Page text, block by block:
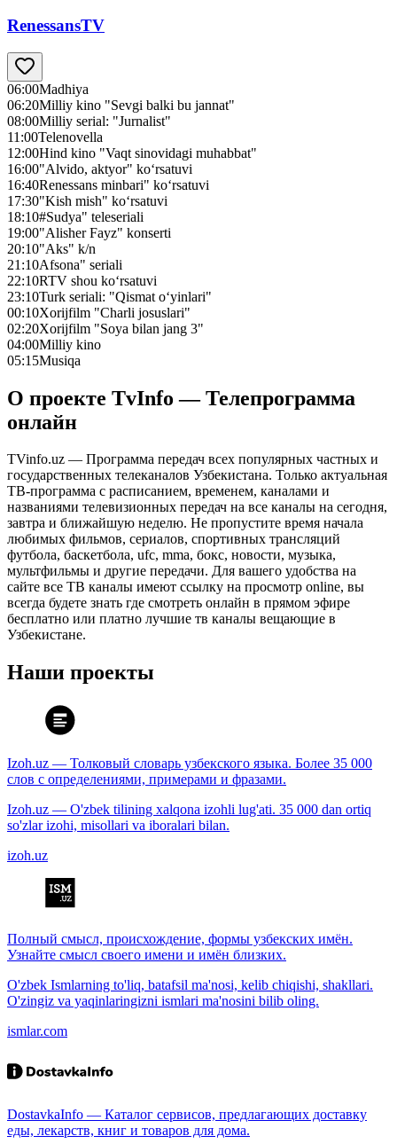
RenessansTV
06:00Madhiya
06:20Milliy kino "Sevgi balki bu jannat"
08:00Milliy serial: "Jurnalist"
11:00Telenovella
12:00Hind kino "Vaqt sinovidagi muhabbat"
16:00"Alvido, aktyor" ko‘rsatuvi
16:40Renessans minbari" ko‘rsatuvi
17:30"Kish mish" ko‘rsatuvi
18:10#Sudya" teleseriali
19:00"Alisher Fayz" konserti
20:10"Aks" k/n
21:10Afsona" seriali
22:10RTV shou ko‘rsatuvi
23:10Turk seriali: "Qismat o‘yinlari"
00:10Xorijfilm "Charli josuslari"
02:20Xorijfilm "Soya bilan jang 3"
04:00Milliy kino
05:15Musiqa
О проекте TvInfo — Телепрограмма
онлайн
TVinfo.uz — Программа передач всех популярных частных и
государственных телеканалов Узбекистана. Только актуальная
ТВ-программа с расписанием, временем, каналами и
названиями телевизионных передач на все каналы на сегодня,
завтра и ближайшую неделю. Не пропустите время начала
любимых фильмов, сериалов, спортивных трансляций
футбола, баскетбола, ufc, mma, бокс, новости, музыка,
мультфильмы и другие передачи. Для вашего удобства на
сайте все ТВ каналы имеют ссылку на просмотр online, вы
всегда будете знать где смотреть онлайн в прямом эфире
бесплатно или платно лучшие тв каналы вещающие в
Узбекистане.
Наши проекты
Izoh.uz — Толковый словарь узбекского языка. Более 35 000
слов с определениями, примерами и фразами.
Izoh.uz — O'zbek tilining xalqona izohli lug'ati. 35 000 dan ortiq
so'zlar izohi, misollari va iboralari bilan.
izoh.uz
Полный смысл, происхождение, формы узбекских имён.
Узнайте смысл своего имени и имён близких.
O'zbek Ismlarning to'liq, batafsil ma'nosi, kelib chiqishi, shakllari.
O'zingiz va yaqinlaringizni ismlari ma'nosini bilib oling.
ismlar.com
DostavkaInfo — Каталог сервисов, предлагающих доставку
еды, лекарств, книг и товаров для дома.